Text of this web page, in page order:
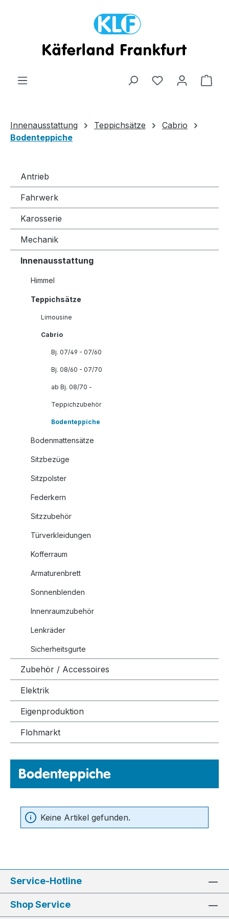
Zum Hauptinhalt springen
Innenausstattung Teppichsätze
Cabrio
Bodenteppiche
Antrieb
Fahrwerk
Karosserie
Mechanik
Innenausstattung
Himmel
Teppichsätze
Limousine
Cabrio
Bj. 07/49 - 07/60
Bj. 08/60 - 07/70
ab Bj. 08/70 -
Teppichzubehör
Bodenteppiche
Bodenmattensätze
Sitzbezüge
Sitzpolster
Federkern
Sitzzubehör
Türverkleidungen
Kofferraum
Armaturenbrett
Sonnenblenden
Innenraumzubehör
Lenkräder
Sicherheitsgurte
Zubehör / Accessoires
Elektrik
Eigenproduktion
Flohmarkt
Bodenteppiche
Keine Artikel gefunden.
Service-Hotline
Shop Service